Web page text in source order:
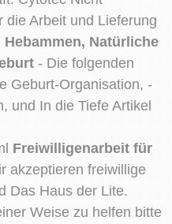
die Arbeit und Lieferung
Hebammen, Natürliche
- Die folgenden
Geburt-Organisation, -
und In die Tiefe Artikel
Freiwilligenarbeit für
akzeptieren freiwillige
Das Haus der Lite.
Weise zu helfen bitte